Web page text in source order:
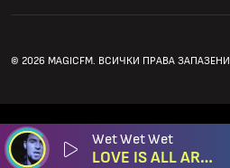
Wet Wet Wet
LOVE IS ALL AROUND
© 2026 MAGICFM. ВСИЧКИ ПРАВА ЗАПАЗЕНИ.